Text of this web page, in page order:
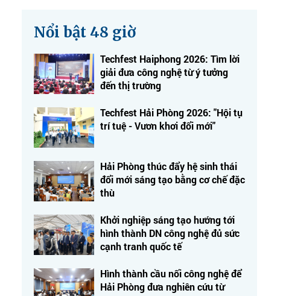
Nổi bật 48 giờ
Techfest Haiphong 2026: Tìm lời
giải đưa công nghệ từ ý tưởng
đến thị trường
Techfest Hải Phòng 2026: "Hội tụ
trí tuệ - Vươn khơi đổi mới"
Hải Phòng thúc đẩy hệ sinh thái
đổi mới sáng tạo bằng cơ chế đặc
thù
Khởi nghiệp sáng tạo hướng tới
hình thành DN công nghệ đủ sức
cạnh tranh quốc tế
Hình thành cầu nối công nghệ để
Hải Phòng đưa nghiên cứu từ